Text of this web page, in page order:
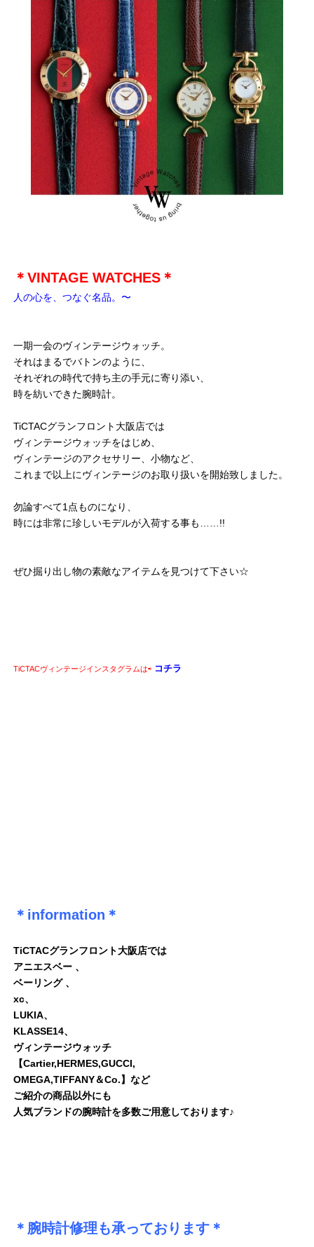
＊VINTAGE WATCHES＊
人の心を、つなぐ名品。〜
一期一会のヴィンテージウォッチ。
それはまるでバトンのように、
それぞれの時代で持ち主の手元に寄り添い、
時を紡いできた腕時計。
TiCTACグランフロント大阪店では
ヴィンテージウォッチをはじめ、
ヴィンテージのアクセサリー、小物など、
これまで以上にヴィンテージのお取り扱いを開始致しました。
勿論すべて1点ものになり、
時には非常に珍しいモデルが入荷する事も……!!
ぜひ掘り出し物の素敵なアイテムを見つけて下さい☆
TiCTACヴィンテージインスタグラムは⇨ コチラ
＊information＊
TiCTACグランフロント大阪店では
アニエスベー 、
ベーリング 、
xc、
LUKIA、
KLASSE14、
ヴィンテージウォッチ
【Cartier,HERMES,GUCCI,
OMEGA,TlFFANY＆Co.】など
ご紹介の商品以外にも
人気ブランドの腕時計を多数ご用意しております♪
＊腕時計修理も承っております＊